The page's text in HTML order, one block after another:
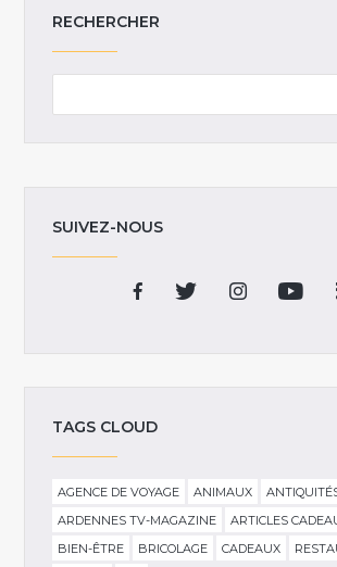
RECHERCHER
SUIVEZ-NOUS
TAGS CLOUD
AGENCE DE VOYAGE ANIMAUX
ARDENNES TV-MAGAZINE
ARTICLES
BIEN-ÊTRE
BRICOLAGE CADEAUX